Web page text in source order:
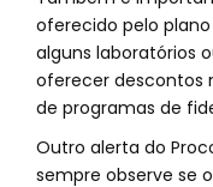
oferecido pelo
alguns laboratórios
oferecer descontos
de programas de
Outro alerta do
sempre observe se